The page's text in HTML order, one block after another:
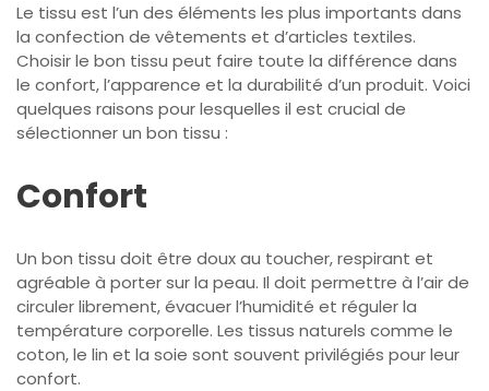
Le tissu est l’un des éléments les plus importants dans
la confection de vêtements et d’articles textiles.
Choisir le bon tissu peut faire toute la différence dans
le confort, l’apparence et la durabilité d’un produit. Voici
quelques raisons pour lesquelles il est crucial de
sélectionner un bon tissu :
Confort
Un bon tissu doit être doux au toucher, respirant et
agréable à porter sur la peau. Il doit permettre à l’air de
circuler librement, évacuer l’humidité et réguler la
température corporelle. Les tissus naturels comme le
coton, le lin et la soie sont souvent privilégiés pour leur
confort.